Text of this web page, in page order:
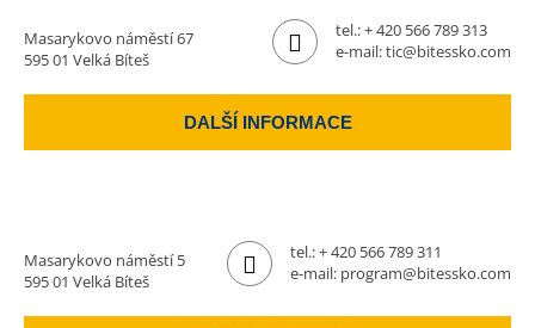
Masarykovo náměstí 67
595 01 Velká Bíteš
tel.:+ 420 566 789 313
e-mail:tic@bitessko.com
DALŠÍ INFORMACE
Masarykovo náměstí 5
595 01 Velká Bíteš
tel.:+ 420 566 789 311
e-mail: program@bitessko.com